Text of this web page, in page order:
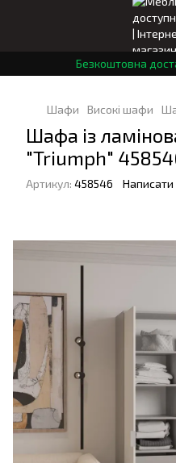
Безкоштовна
Шафи Високі шафи
Шафа із
"Triumph"
Артикул: 458546 Написати